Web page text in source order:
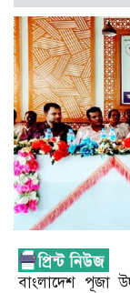
বাংলাদেশ পূজা